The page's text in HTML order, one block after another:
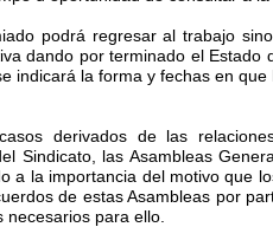
podrá regresar al trabajo
dando por terminado el
indicará la forma y fechas en
derivados de las
Sindicato, las Asambleas
a la importancia del motivo que
de estas Asambleas por
para ello.